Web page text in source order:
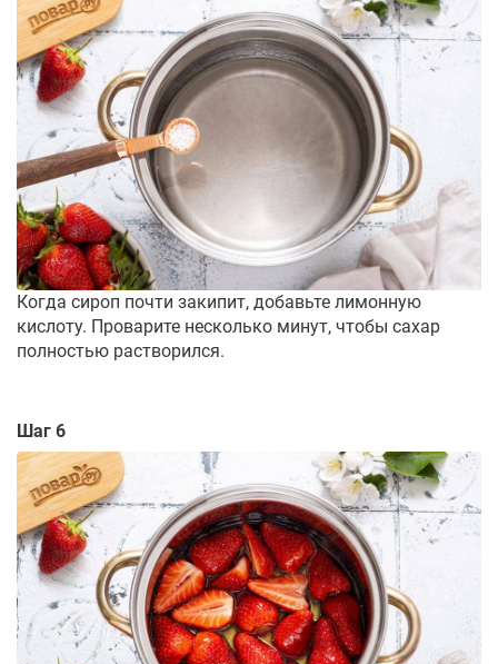
Когда сироп почти закипит, добавьте лимонную
кислоту. Проварите несколько минут, чтобы сахар
полностью растворился.
Шаг 6